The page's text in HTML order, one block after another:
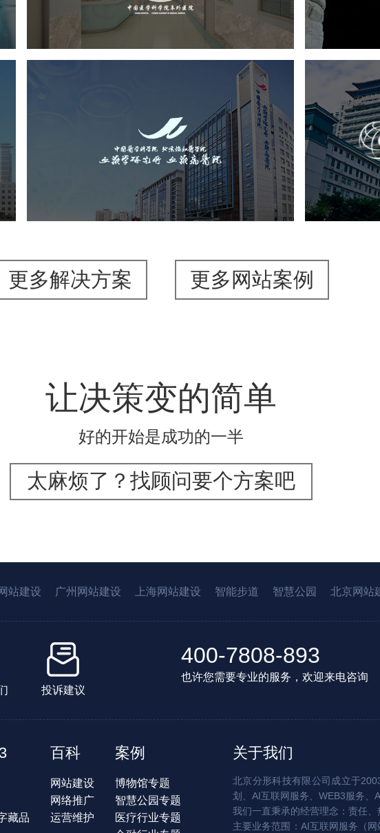
医院 医院网站建设 定制开发
数字博物馆
中国医学科学院血液病医院
（中国医学科学院...
医院网站建设
互联网医院
网站建设 网页设计
医药医疗
品
更多解决方案 更多网站案例
让决策变的简单
好的开始是成功的一半
太麻烦了？找顾问要个方案吧
站建设 广州网站建设 上海网站建设 智能步道 智慧公园 北京网站
投诉建议
400-7808-893
也许您需要专业的服务，欢迎来电咨询
藏品
百科
网站建设
网络推广
运营维护
案例
博物馆专题
智慧公园专题
医疗行业专题
关于我们
北京分形科技有限公司成立于
划、AI互联网服务、WEB3服务、
我们一直秉承的经营理念：责任
主要业务范围：AI互联网服务（